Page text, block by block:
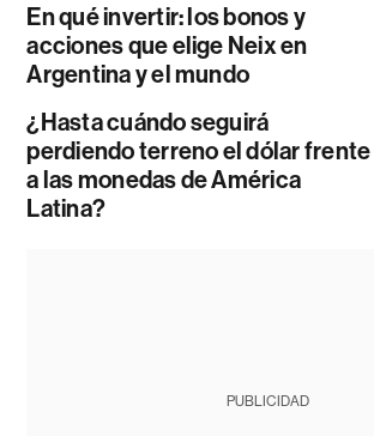
En qué invertir: los bonos y
acciones que elige Neix en
Argentina y el mundo
¿Hasta cuándo seguirá
perdiendo terreno el dólar frente
a las monedas de América
Latina?
PUBLICIDAD